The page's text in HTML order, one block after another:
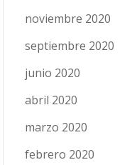
noviembre 2020
septiembre 2020
junio 2020
abril 2020
marzo 2020
febrero 2020